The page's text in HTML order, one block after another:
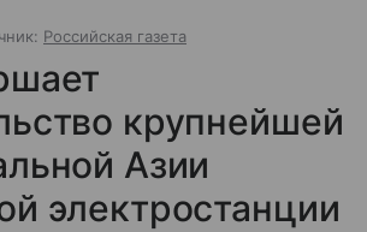
Российская газета
крупнейшей
Азии
электростанции